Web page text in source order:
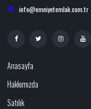
info@emniyetemlak.com.tr
Anasayfa
Hakkımızda
Satılık